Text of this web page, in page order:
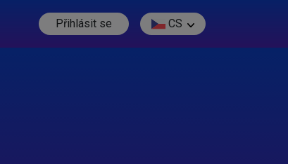
Přihlásit se CS